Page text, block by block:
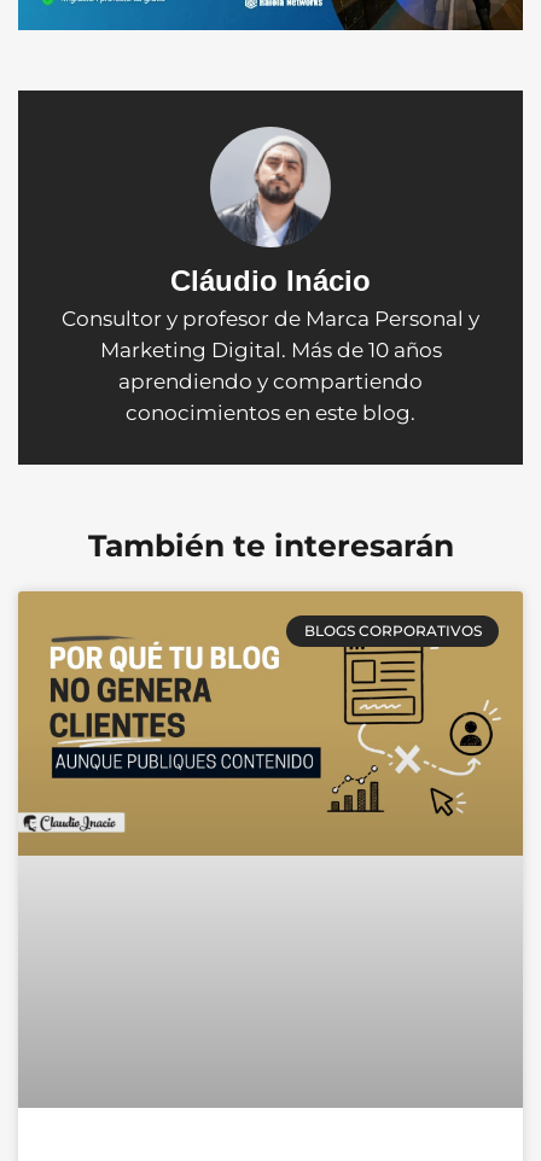
Cláudio Inácio
Consultor y profesor de Marca Personal y
Marketing Digital. Más de 10 años
aprendiendo y compartiendo
conocimientos en este blog.
También te interesarán
BLOGS CORPORATIVOS